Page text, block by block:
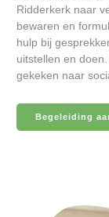
Ridderkerk naar
bewaren en
hulp bij
uitstellen en
gekeken naar
Begeleiding